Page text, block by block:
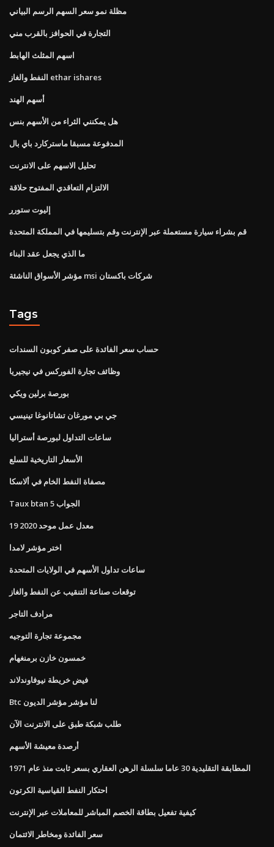
مظلة نمو سعر السهم الرسم البياني
التجارة في الحوافز بالقرب مني
اسهم المثلث الهابط
النفط والغاز ethar ishares
أسهم الهند
هل يمكنني الثراء من الأسهم بنس
المدفوعة مسبقا ماستركارد باي بال
تحليل الاسهم على الانترنت
الالتزام التعاقدي المفتوح حلاقة
إليوت ستورر
قم بشراء سيارة مستعملة عبر الإنترنت وقم بتسليمها في المملكة المتحدة
ما الذي يجعل عقد البناء
مؤشر الأسواق الناشئة msi شركات باكستان
Tags
حساب سعر الفائدة على صفر كوبون السندات
وظائف تجارة الفوركس في نيجيريا
بورصة برلين ويكي
جي بي مورغان تشاتانوغا تينيسي
ساعات التداول لبورصة أستراليا
الأسعار التاريخية للسلع
مصفاة النفط الخام في ألاسكا
Taux btan 5 الجواب
معدل عمل موحد 2020 19
اختر مؤشر لامدا
ساعات تداول الأسهم في الولايات المتحدة
توقعات صناعة التنقيب عن النفط والغاز
مرادف التاجر
مجموعة تجارة التوجيه
خمسون خازن برمنغهام
فيض خريطة نيوفاوندلاند
Btc لنا مؤشر مؤشر الديون
طلب شبكة طبق على الانترنت الآن
أرصدة معيشة الأسهم
المطابقة التقليدية 30 عاما سلسلة الرهن العقاري بسعر ثابت منذ عام 1971
احتكار النفط القياسية الكرتون
كيفية تفعيل بطاقة الخصم المباشر للمعاملات عبر الإنترنت
سعر الفائدة ومخاطر الائتمان